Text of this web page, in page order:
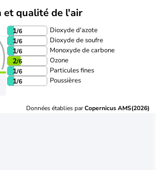
et qualité de l'air
1/6 Dioxyde d'azote
1/6 Dioxyde de soufre
1/6 Monoxyde de carbone
2/6 Ozone
1/6 Particules fines
1/6 Poussières
Données établies parCopernicus AMS(2026)